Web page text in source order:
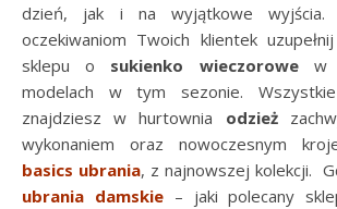
dzień, jak i na wyjątkowe
oczekiwaniom Twoich klientek
sklepu o sukienko wieczorowew
modelach w tym sezonie.
znajdziesz w hurtownia odzież
wykonaniem oraz nowoczesnym
basics ubrania, z najnowszej kolekcji.
ubrania damskie– jaki polecany